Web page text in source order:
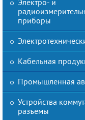
Электро- и
приборы
Кабельная
Промышленная
Устройства
разъемы